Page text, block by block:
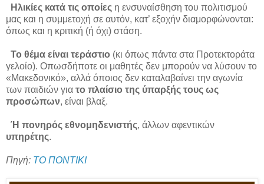
Ηλικίες κατά τις οποίες η ενσυναίσθηση του πολιτισμού
μας και η συμμετοχή σε αυτόν, κατ’ εξοχήν διαμορφώνονται:
όπως και η κριτική (ή όχι) στάση.
Το θέμα είναι τεράστιο (κι όπως πάντα στα Προτεκτοράτα
γελοίο). Οπωσδήποτε οι μαθητές δεν μπορούν να λύσουν το
«Μακεδονικό», αλλά όποιος δεν καταλαβαίνει την αγωνία
των παιδιών για το πλαίσιο της ύπαρξής τους ως
προσώπων, είναι βλαξ.
Ή πονηρός εθνομηδενιστής, άλλων αφεντικών
υπηρέτης.
Πηγή: ΤΟ ΠΟΝΤΙΚΙ